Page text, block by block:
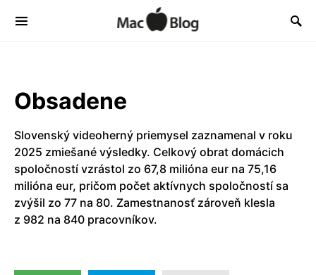
Obsadene
Slovenský videoherný priemysel zaznamenal v roku
2025 zmiešané výsledky. Celkový obrat domácich
spoločností vzrástol zo 67,8 milióna eur na 75,16
milióna eur, pričom počet aktívnych spoločností sa
zvýšil zo 77 na 80. Zamestnanosť zároveň klesla
z 982 na 840 pracovníkov.